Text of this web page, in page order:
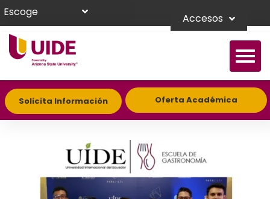
Escoge Accesos
Solicita Información Oferta Académica